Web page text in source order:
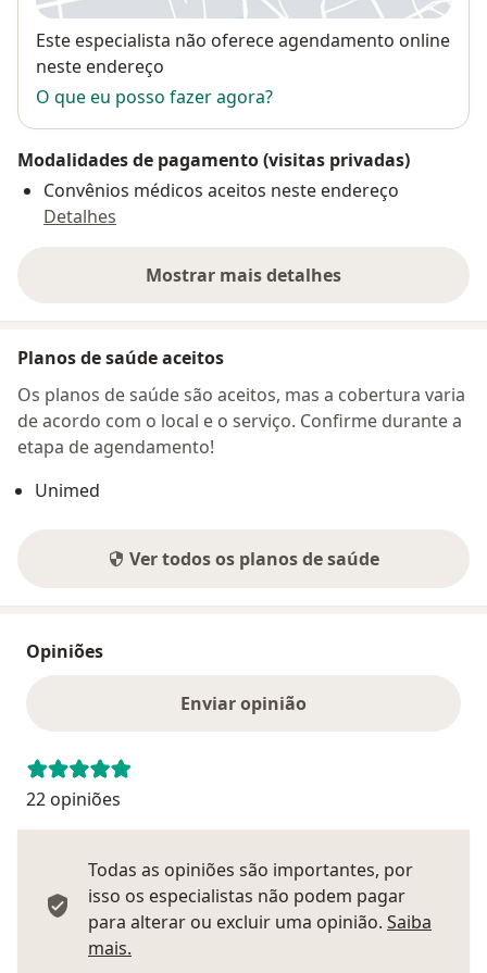
Disponibilidade
Este especialista não oferece agendamento online
neste endereço
O que eu posso fazer agora?
Modalidades de pagamento (visitas privadas)
Convênios médicos aceitos neste endereço
Detalhes
Mostrar mais detalhes
sobre o endereço
Planos de saúde aceitos
Os planos de saúde são aceitos, mas a cobertura varia
de acordo com o local e o serviço. Confirme durante a
etapa de agendamento!
Unimed
Ver todos os planos de saúde
Opiniões
Enviar opinião
22 opiniões
Todas as opiniões são importantes, por
isso os especialistas não podem pagar
para alterar ou excluir uma opinião. Saiba
mais.